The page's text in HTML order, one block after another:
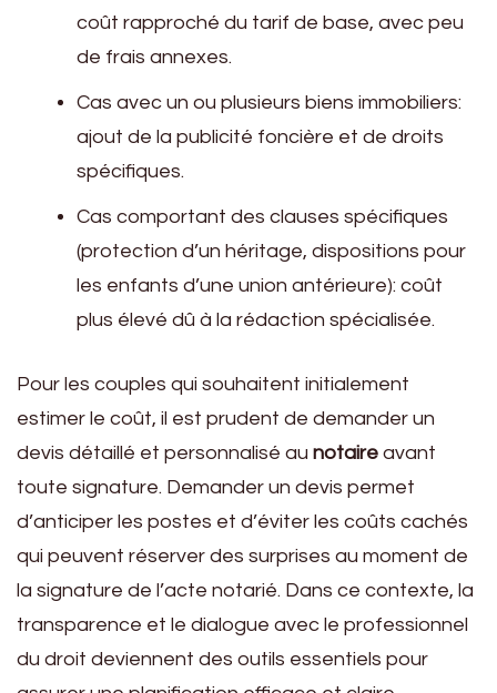
coût rapproché du tarif de base, avec peu
de frais annexes.
Cas avec un ou plusieurs biens immobiliers:
ajout de la publicité foncière et de droits
spécifiques.
Cas comportant des clauses spécifiques
(protection d’un héritage, dispositions pour
les enfants d’une union antérieure): coût
plus élevé dû à la rédaction spécialisée.
Pour les couples qui souhaitent initialement
estimer le coût, il est prudent de demander un
devis détaillé et personnalisé au notaire avant
toute signature. Demander un devis permet
d’anticiper les postes et d’éviter les coûts cachés
qui peuvent réserver des surprises au moment de
la signature de l’acte notarié. Dans ce contexte, la
transparence et le dialogue avec le professionnel
du droit deviennent des outils essentiels pour